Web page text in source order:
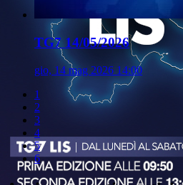
TG7 14/05/2026
gio, 14 mag 2026 14:00
1
2
3
4
5
6